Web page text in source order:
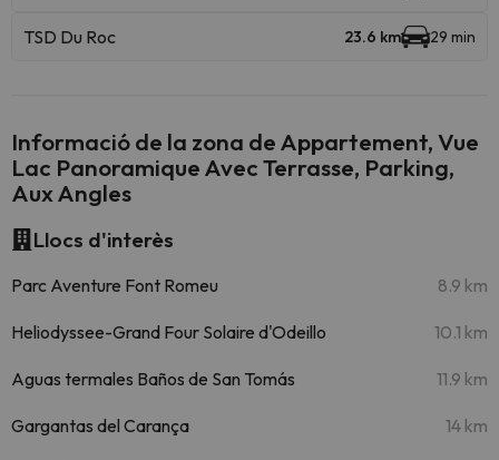
TSD Du Roc 23.6 km 29 min
Informació de la zona de Appartement, Vue
Lac Panoramique Avec Terrasse, Parking,
Aux Angles
Llocs d'interès
Parc Aventure Font Romeu 8.9 km
Heliodyssee-Grand Four Solaire d'Odeillo 10.1 km
Aguas termales Baños de San Tomás 11.9 km
Gargantas del Carança 14 km